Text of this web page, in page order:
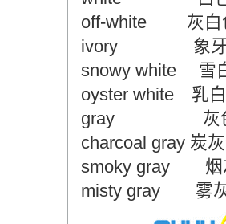
off-white 灰白
ivory 象牙
snowy white 雪
oyster white 乳
gray 灰
charcoal gray 炭
smoky gray 烟
misty gray 雾